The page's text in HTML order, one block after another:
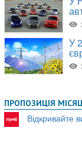
ПРОПОЗИЦІЯ
Відкривайте